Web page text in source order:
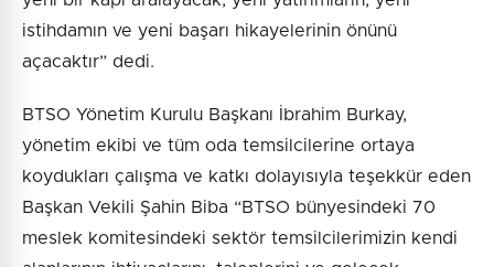
istihdamın ve yeni başarı hikayelerinin önünü
açacaktır” dedi.
BTSO Yönetim Kurulu Başkanı İbrahim Burkay,
yönetim ekibi ve tüm oda temsilcilerine ortaya
koydukları çalışma ve katkı dolayısıyla teşekkür eden
Başkan Vekili Şahin Biba “BTSO bünyesindeki 70
meslek komitesindeki sektör temsilcilerimizin kendi